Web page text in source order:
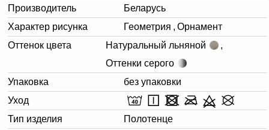
Производитель
Беларусь
Характер рисунка
Геометрия , Орнамент
Оттенок цвета
Натуральный льняной
,
Оттенки серого
Упаковка
без упаковки
Уход
Тип изделия
Полотенце